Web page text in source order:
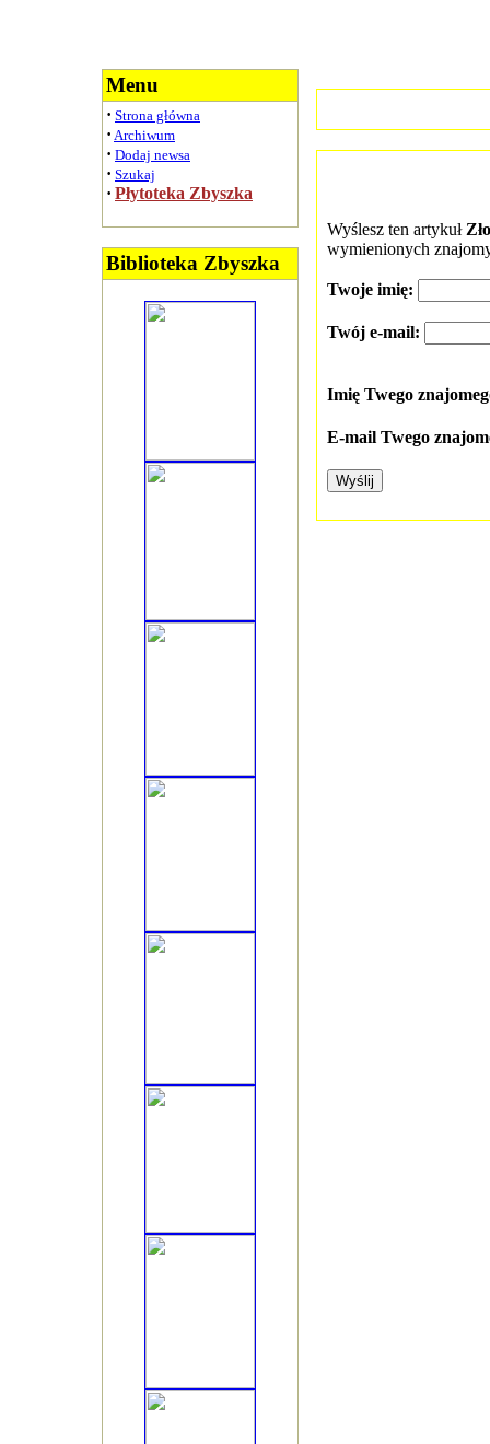
Menu
· Strona główna
· Archiwum
· Dodaj newsa
· Szukaj
· Płytoteka Zbyszka
Biblioteka Zbyszka
Wyślesz ten artykuł
wymienionych
Twoje imię:
Twój e-mail:
Imię Twego
E-mail Twego